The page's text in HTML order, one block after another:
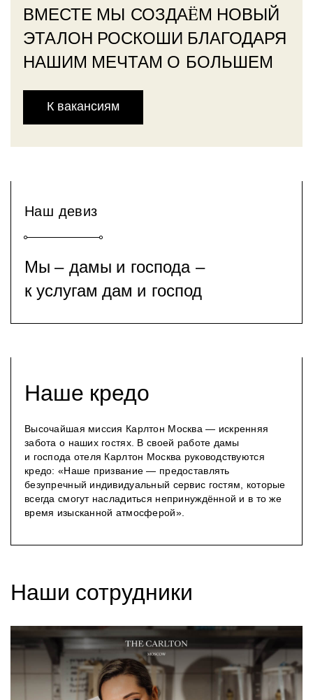
ВМЕСТЕ МЫ СОЗДАËМ НОВЫЙ
ЭТАЛОН РОСКОШИ БЛАГОДАРЯ
НАШИМ МЕЧТАМ О БОЛЬШЕМ
К вакансиям
Наш девиз
Мы ‒ дамы и господа ‒
к услугам дам и господ
Наше кредо
Высочайшая миссия Карлтон Москва — искренняя
забота о наших гостях. В своей работе дамы
и господа отеля Карлтон Москва руководствуются
кредо: «Наше призвание — предоставлять
безупречный индивидуальный сервис гостям, которые
всегда смогут насладиться непринуждённой и в то же
время изысканной атмосферой».
Наши сотрудники